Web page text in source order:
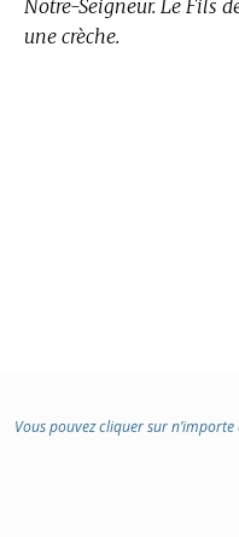
Notre-Seigneur. Le Fils
une crèche.
Vous pouvez cliquer sur